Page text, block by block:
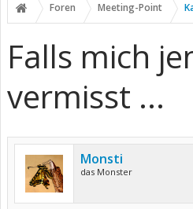
Foren Meeting-Point
Falls mich
vermisst ...
Monsti
das Monster